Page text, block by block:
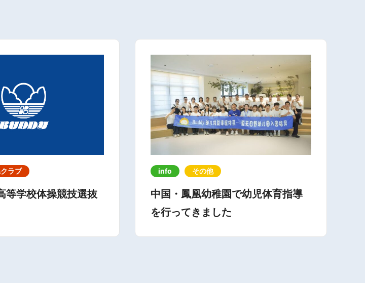
ラブ
等学校体操競技選抜
info その他
中国・鳳凰幼稚園で幼児体育指導
を行ってきました